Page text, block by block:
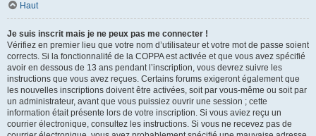
Haut
Je suis inscrit mais je ne peux pas me connecter !
Vérifiez en premier lieu que votre nom d’utilisateur et votre mot de passe soient
corrects. Si la fonctionnalité de la COPPA est activée et que vous avez spécifié
avoir en dessous de 13 ans pendant l’inscription, vous devrez suivre les
instructions que vous avez reçues. Certains forums exigeront également que
les nouvelles inscriptions doivent être activées, soit par vous-même ou soit par
un administrateur, avant que vous puissiez ouvrir une session ; cette
information était présente lors de votre inscription. Si vous aviez reçu un
courrier électronique, consultez les instructions. Si vous ne recevez pas de